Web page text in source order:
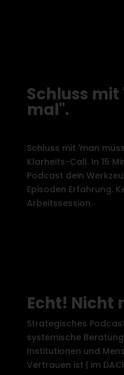
Schluss
mal".
Schluss mit 'man
Klarheits-Call. In 15
Podcast dein
Episoden Erfahrung.
Arbeitssession.
Echt! Nicht
Strategisches
systemische
Institutionen und
Vertrauen ist | im